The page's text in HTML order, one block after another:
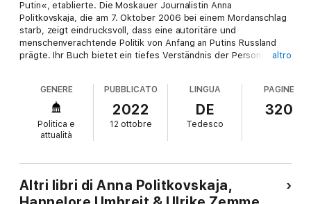
Putin«, etablierte. Die Moskauer Journalistin Anna
Politkovskaja, die am 7. Oktober 2006 bei einem Mordanschlag
starb, zeigt eindrucksvoll, dass eine autoritäre und
menschenverachtende Politik von Anfang an Putins Russland
prägte. Ihr Buch bietet ein tiefes Verständnis der Person Putin
überraschen mag, da man hier vor allem unter der
Kanzlerschaft Gerhard Schröders weiter auf dem aus der
Entspannungspolitik stammenden politischen Kurs blieb.
Eingeführt wird diese Neuausgabe durch ein Vorwort von Anke
Hilbrenner, Professorin für Osteuropäische Geschichte. Sie
altro
GENERE
Politica e
attualità
PUBBLICATO
2022
12 ottobre
LINGUA
DE
Tedesco
PAGINE
320
Altri libri di Anna Politkovskaja,